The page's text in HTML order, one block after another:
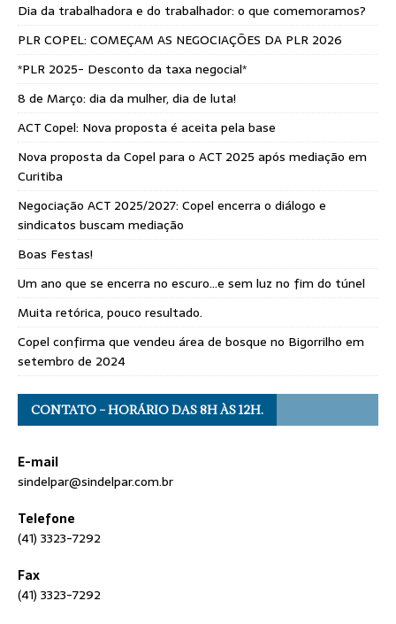
Dia da trabalhadora e do trabalhador: o que comemoramos?
PLR COPEL: COMEÇAM AS NEGOCIAÇÕES DA PLR 2026
*PLR 2025- Desconto da taxa negocial*
8 de Março: dia da mulher, dia de luta!
ACT Copel: Nova proposta é aceita pela base
Nova proposta da Copel para o ACT 2025 após mediação em
Curitiba
Negociação ACT 2025/2027: Copel encerra o diálogo e
sindicatos buscam mediação
Boas Festas!
Um ano que se encerra no escuro…e sem luz no fim do túnel
Muita retórica, pouco resultado.
Copel confirma que vendeu área de bosque no Bigorrilho em
setembro de 2024
CONTATO – HORÁRIO DAS 8H ÀS 12H.
E-mail
sindelpar@sindelpar.com.br
Telefone
(41) 3323-7292
Fax
(41) 3323-7292